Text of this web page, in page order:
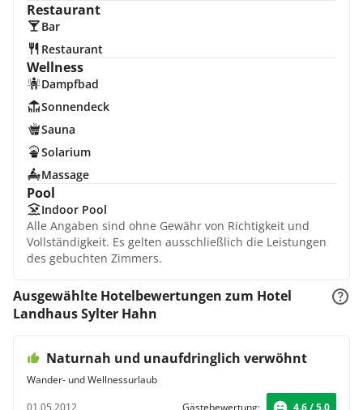
Restaurant
Bar
Restaurant
Wellness
Dampfbad
Sonnendeck
Sauna
Solarium
Massage
Pool
Indoor Pool
Alle Angaben sind ohne Gewähr von Richtigkeit und
Vollständigkeit. Es gelten ausschließlich die Leistungen
des gebuchten Zimmers.
Ausgewählte Hotelbewertungen zum Hotel
Landhaus Sylter Hahn
Naturnah und unaufdringlich verwöhnt
Wander- und Wellnessurlaub
01.05.2012
Gästebewertung: 4.6 / 5.0